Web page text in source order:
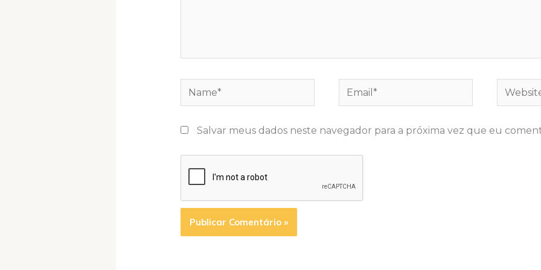
Name* Email* Website
Salvar meus dados neste navegador para a próxima vez que eu